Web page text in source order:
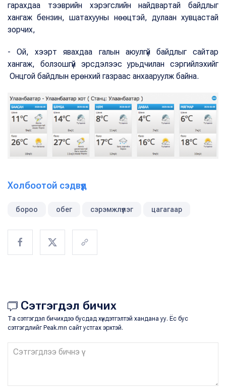
гарахдаа тээврийн хэрэгслийн найдвартай байдлыг
хангаж бензин, шатахууны нөөцтэй, дулаан хувцастай
зорчих,
- Ой, хээрт явахдаа галын аюулгүй байдлыг сайтар
хангаж, болзошгүй эрсдэлээс урьдчилан сэргийлэхийг
Онцгой байдлын ерөнхий газраас анхааруулж байна.
Холбоотой сэдвүүд
бороо обег сэрэмжлүүлэг цагагаар
Сэтгэгдэл бичих
Та сэтгэгдэл бичихдээ бусдад хүндэтгэлтэй хандана уу. Ёс бус
сэтгэгдлийг Peak.mn сайт устгах эрхтэй.